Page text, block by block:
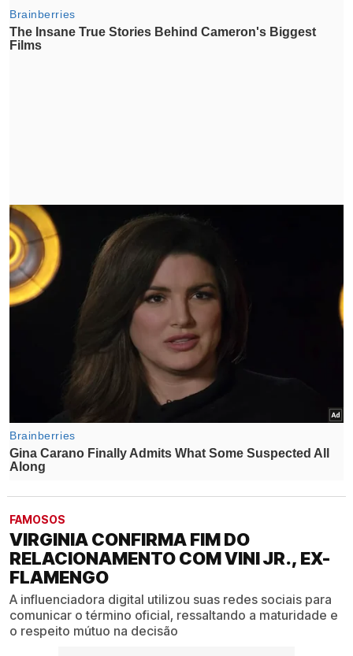
FAMOSOS
VIRGINIA CONFIRMA FIM DO
RELACIONAMENTO COM VINI JR., EX-
FLAMENGO
A influenciadora digital utilizou suas redes sociais para
comunicar o término oficial, ressaltando a maturidade e
o respeito mútuo na decisão